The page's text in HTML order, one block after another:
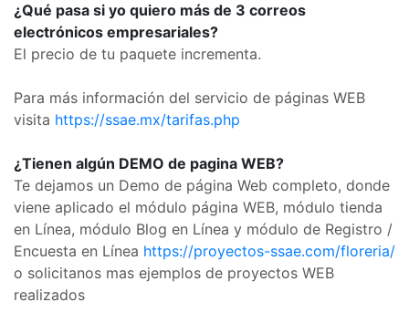
¿Qué pasa si yo quiero más de 3 correos
electrónicos empresariales?
El precio de tu paquete incrementa.
Para más información del servicio de páginas WEB
visita https://ssae.mx/tarifas.php
¿Tienen algún DEMO de pagina WEB?
Te dejamos un Demo de página Web completo, donde
viene aplicado el módulo página WEB, módulo tienda
en Línea, módulo Blog en Línea y módulo de Registro /
Encuesta en Línea https://proyectos-ssae.com/floreria/
o solicitanos mas ejemplos de proyectos WEB
realizados